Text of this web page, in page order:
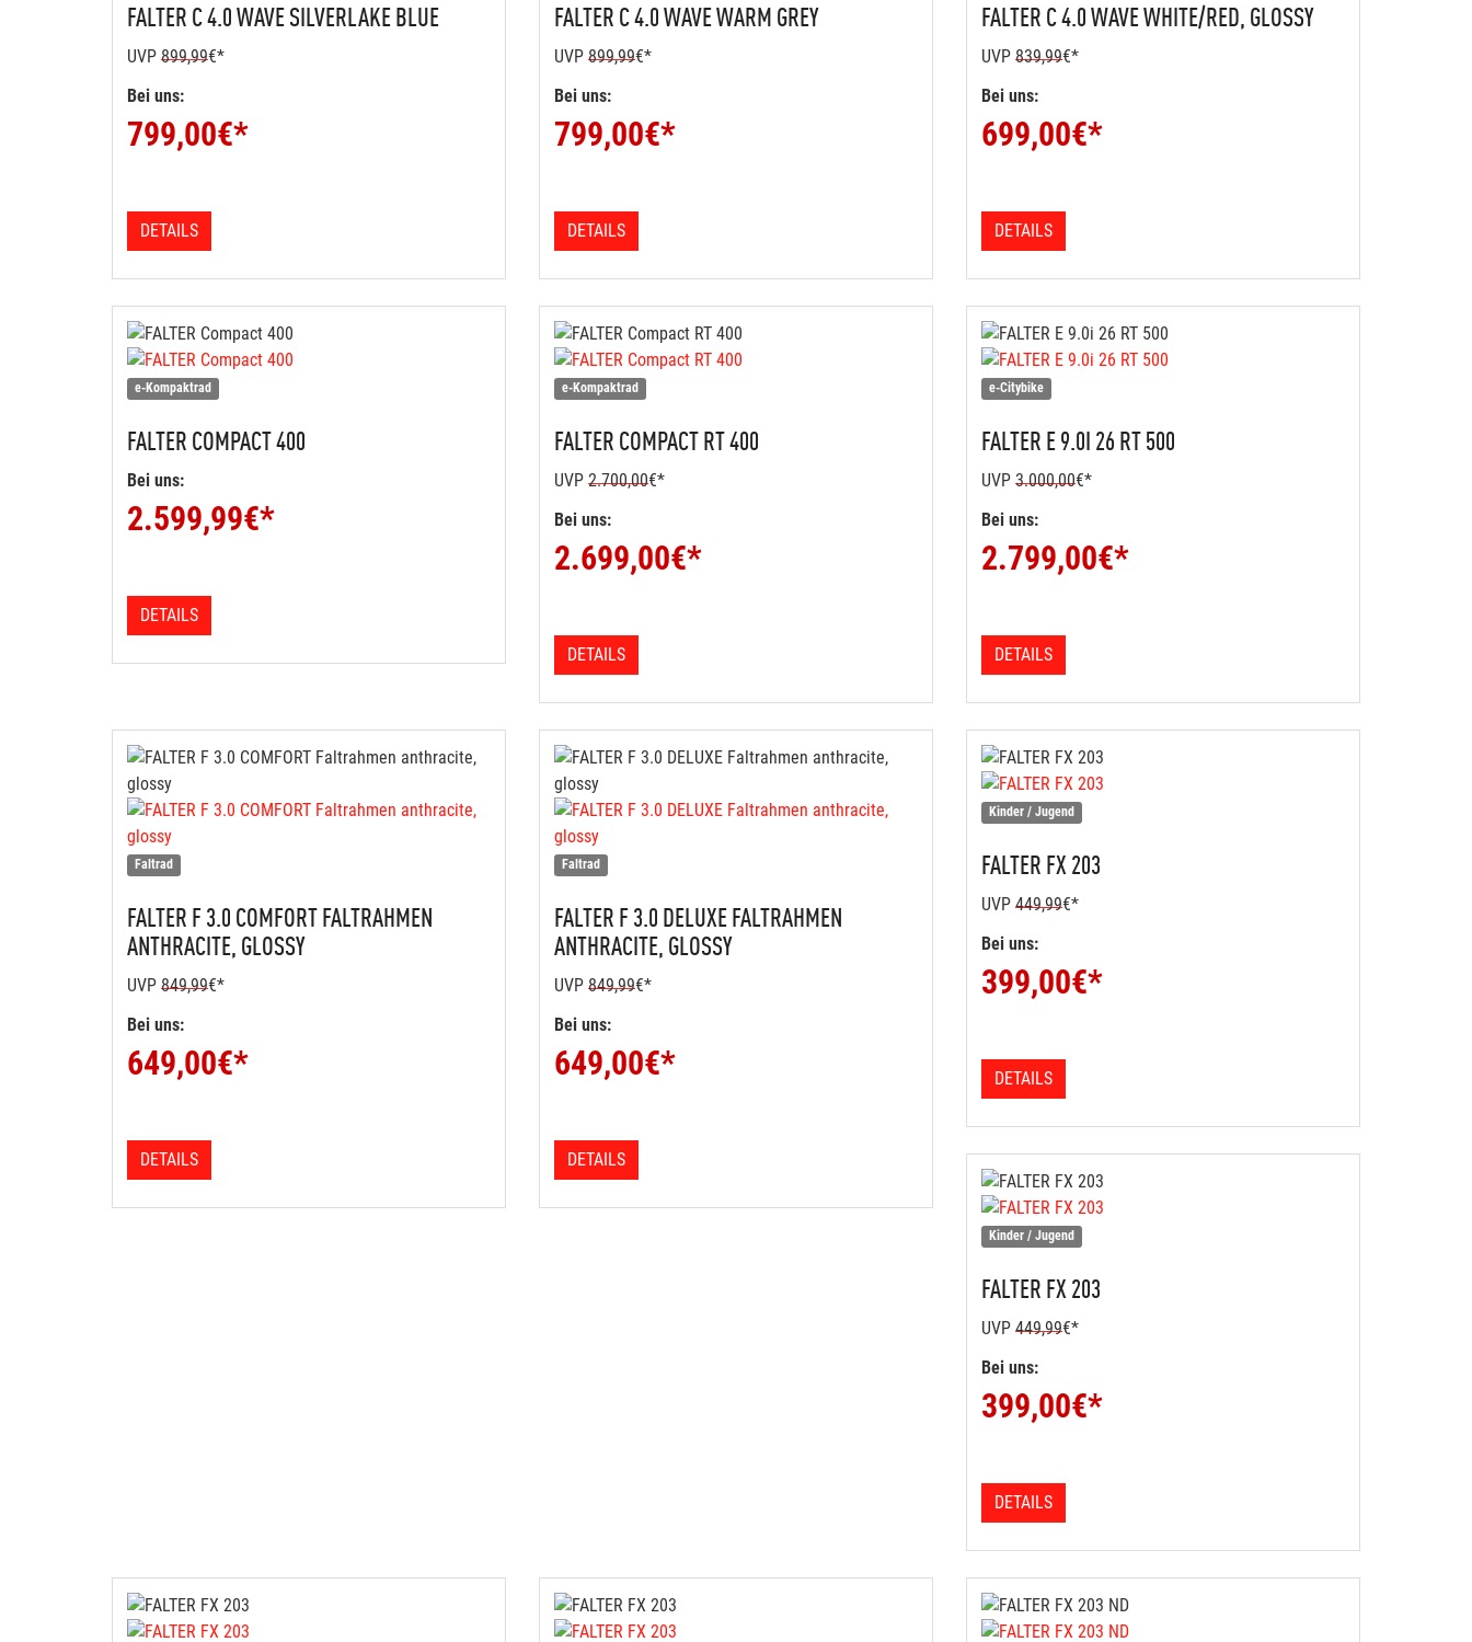
FALTER C 4.0 WAVE SILVERLAKE BLUE
UVP 899,99€*
Bei uns:
799,00€*
DETAILS
FALTER C 4.0 WAVE WARM GREY
UVP 899,99€*
Bei uns:
799,00€*
DETAILS
FALTER C 4.0 WAVE WHITE/RED, GLOSSY
UVP 839,99€*
Bei uns:
699,00€*
DETAILS
e-Kompaktrad
FALTER COMPACT 400
Bei uns:
2.599,99€*
DETAILS
e-Kompaktrad
FALTER COMPACT RT 400
UVP 2.700,00€*
Bei uns:
2.699,00€*
DETAILS
e-Citybike
FALTER E 9.0I 26 RT 500
UVP 3.000,00€*
Bei uns:
2.799,00€*
DETAILS
Faltrad
FALTER F 3.0 COMFORT FALTRAHMEN
ANTHRACITE, GLOSSY
UVP 849,99€*
Bei uns:
649,00€*
DETAILS
Faltrad
FALTER F 3.0 DELUXE FALTRAHMEN
ANTHRACITE, GLOSSY
UVP 849,99€*
Bei uns:
649,00€*
DETAILS
Kinder / Jugend
FALTER FX 203
UVP 449,99€*
Bei uns:
399,00€*
DETAILS
Kinder / Jugend
FALTER FX 203
UVP 449,99€*
Bei uns:
399,00€*
DETAILS